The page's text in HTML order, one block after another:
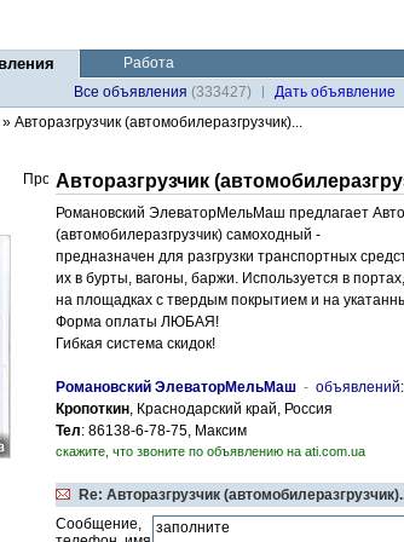
Работа
Все объявления (333427)
Дaть объявление
» Авторазгрузчик (автомобилеразгрузчик)...
Авторазгрузчик
Романовский ЭлеваторМельМаш предлагает
(автомобилеразгрузчик) самоходный -
предназначен для разгрузки транспортных
их в бурты, вагоны, баржи. Используется в
на площадках с твердым покрытием и на
Форма оплаты ЛЮБАЯ!
Гибкая система скидок!
Романовский ЭлеваторМельМаш - объявлений:
Кропоткин, Краснодарский край, Россия
Тел: 86138-6-78-75, Максим
скажите, что звоните по объявлению на ati.com.ua
Re: Авторазгрузчик
Сообщение,